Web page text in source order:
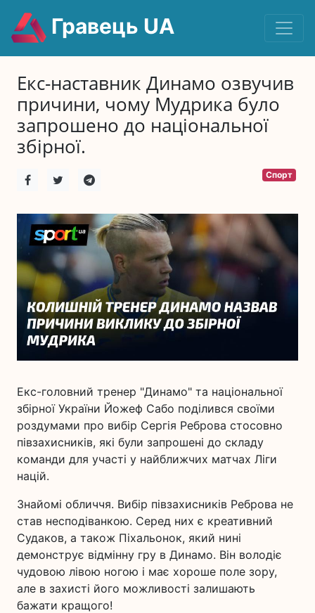
Гравець UA
Екс-наставник Динамо озвучив
причини, чому Мудрика було
запрошено до національної
збірної.
Спорт
Екс-головний тренер "Динамо" та національної
збірної України Йожеф Сабо поділився своїми
роздумами про вибір Сергія Реброва стосовно
півзахисників, які були запрошені до складу
команди для участі у найближчих матчах Ліги
націй.
Знайомі обличчя. Вибір півзахисників Реброва не
став несподіванкою. Серед них є креативний
Судаков, а також Піхальонок, який нині
демонструє відмінну гру в Динамо. Він володіє
чудовою лівою ногою і має хороше поле зору,
але в захисті його можливості залишають
бажати кращого!